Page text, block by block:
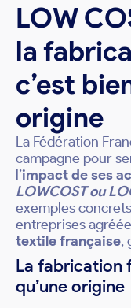
LOW
la
c’est
origine
La Fédération
campagne pour
l’impact de ses
LOWCOST ou
exemples
entreprises
textile française,
La fabrication
qu’une origine